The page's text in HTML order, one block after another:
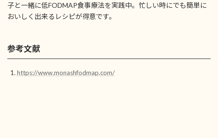
子と一緒に低FODMAP食事療法を実践中。忙しい時にでも簡単に
おいしく出来るレシピが得意です。
参考文献
https://www.monashfodmap.com/